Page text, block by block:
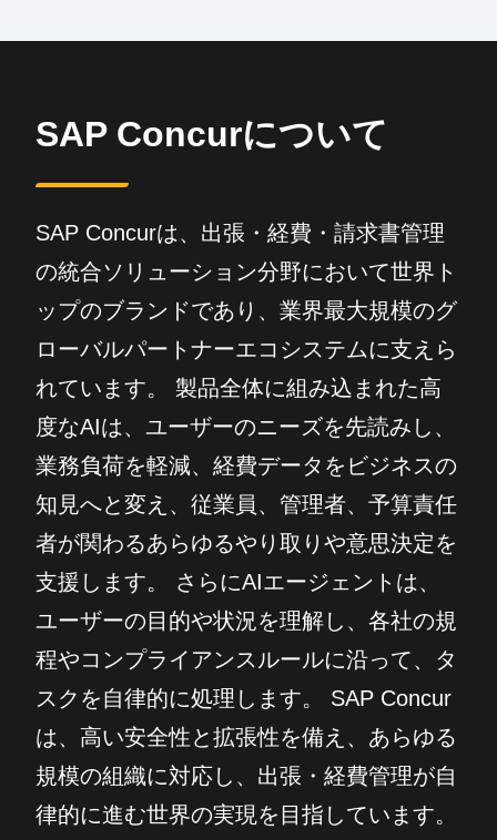
SAP Concurについて
SAP Concurは、出張・経費・請求書管理
の統合ソリューション分野において世界ト
ップのブランドであり、業界最大規模のグ
ローバルパートナーエコシステムに支えら
れています。 製品全体に組み込まれた高
度なAIは、ユーザーのニーズを先読みし、
業務負荷を軽減、経費データをビジネスの
知見へと変え、従業員、管理者、予算責任
者が関わるあらゆるやり取りや意思決定を
支援します。 さらにAIエージェントは、
ユーザーの目的や状況を理解し、各社の規
程やコンプライアンスルールに沿って、タ
スクを自律的に処理します。 SAP Concur
は、高い安全性と拡張性を備え、あらゆる
規模の組織に対応し、出張・経費管理が自
律的に進む世界の実現を目指しています。